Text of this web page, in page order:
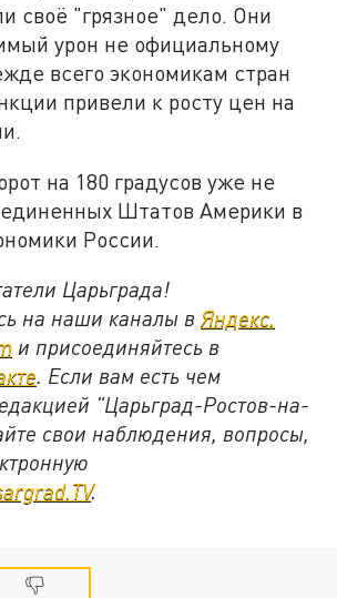
своё "грязное" дело. Они
урон не официальному
всего экономикам стран
привели к росту цен на
на 180 градусов уже не
Штатов Америки в
России.
Царьграда!
на наши каналы вЯндекс.
и присоединяйтесь в
. Если вам есть чем
"Царьград-Ростов-на-
свои наблюдения, вопросы,
.